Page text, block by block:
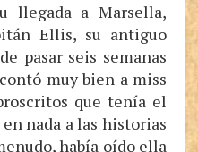
llegada a Marsella,
Ellis, su antiguo
pasar seis semanas
muy bien a miss
que tenía el
nada a las historias
había oído ella